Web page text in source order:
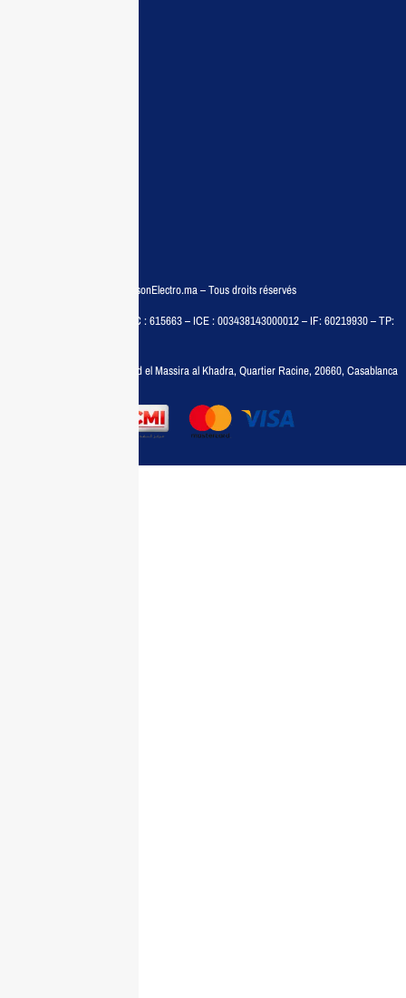
© COPYRIGHT 2025 – MaisonElectro.ma – Tous droits réservés
MAISON MEDIA, SARL – RC : 615663 – ICE : 003438143000012 – IF: 60219930 – TP:
6, rue 6 Octobre Bd el Massira al Khadra, Quartier Racine, 20660, Casablanca